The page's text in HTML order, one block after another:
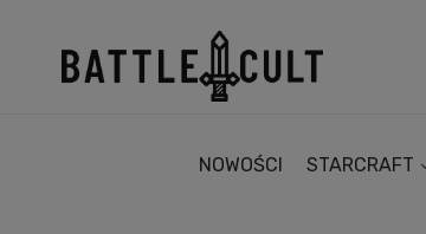
NOWOŚCI STARCRAFT